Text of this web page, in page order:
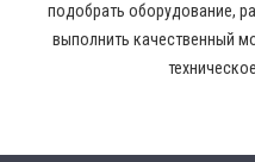
подобрать оборудование,
выполнить качественный